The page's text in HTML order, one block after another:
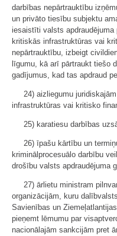
darbības nepārtrauktību
un privāto tiesību subjektu
iesaistīti valsts apdraudējuma
kritiskās infrastruktūras vai
nepārtrauktību, izbeigt
līgumu, kā arī pārtraukt tiešo
gadījumus, kad tas apdraud
24) aizliegumu
infrastruktūras vai kritisko
25) karatiesu darbības
26) īpašu kārtību un
kriminālprocesuālo darbību
drošību valsts apdraudējuma
27) ārlietu ministram
organizācijām, kuru
Savienības un
pieņemt lēmumu par
nacionālajām sankcijām pret